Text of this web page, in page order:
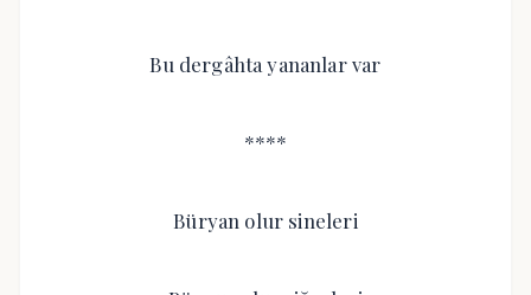
Bu dergâhta yananlar var
****
Büryan olur sineleri